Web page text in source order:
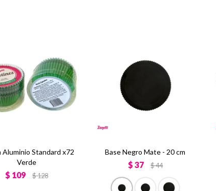
Aluminio Standard x72
Verde
$ 109 $128
Base Negro Mate - 20 cm
$ 37 $44